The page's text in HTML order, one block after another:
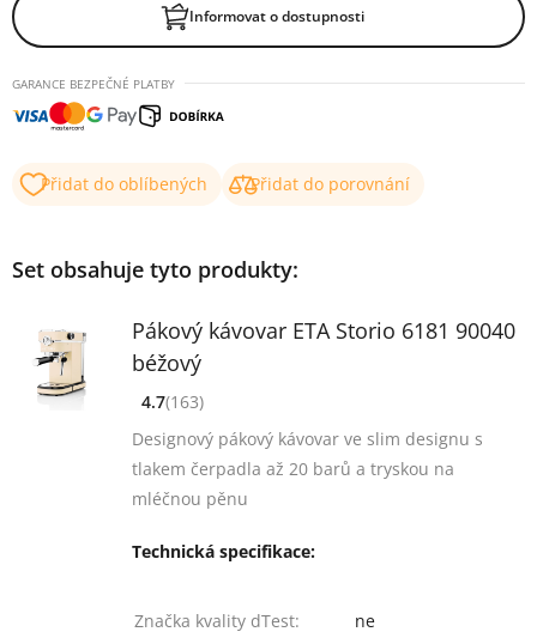
Informovat o dostupnosti
GARANCE BEZPEČNÉ PLATBY
Přidat do oblíbených Přidat do porovnání
Set obsahuje tyto produkty:
Pákový kávovar ETA Storio 6181 90040
béžový
[common_new:review_aria]
([common_new:rating_count] 163)
4.7
z 5
4.7(163)
Designový pákový kávovar ve slim designu s
tlakem čerpadla až 20 barů a tryskou na
mléčnou pěnu
Technická specifikace:
Značka kvality dTest:
ne